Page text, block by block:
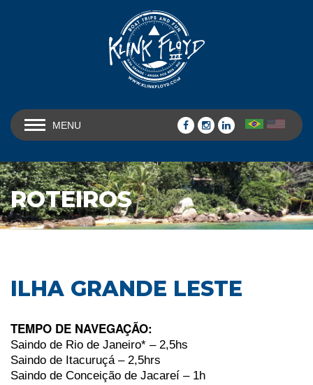
MENU
ROTEIROS
ILHA GRANDE LESTE
TEMPO DE NAVEGAÇÃO:
Saindo de Rio de Janeiro* – 2,5hs
Saindo de Itacuruçá – 2,5hrs
Saindo de Conceição de Jacareí – 1h